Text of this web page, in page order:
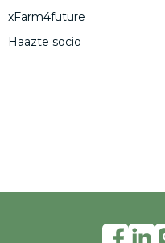
xFarm4future
Haazte socio